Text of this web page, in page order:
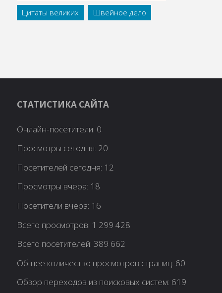
Цитаты великих
Швейное дело
СТАТИСТИКА САЙТА
Онлайн-посетители: 0
Просмотры сегодня: 20
Посетителей сегодня: 12
Просмотры вчера: 18
Посетители вчера: 16
Всего просмотров: 1 299 428
Всего посетителей:389 662
Общее количество просмотров страниц: 60
Обзор переходов из поисковых систем: 619